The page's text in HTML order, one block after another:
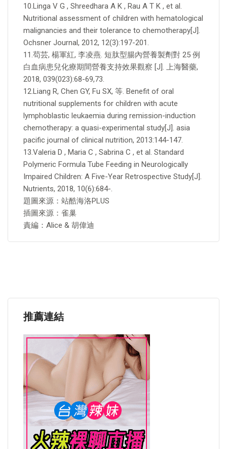
10.Linga V G , Shreedhara A K , Rau A T K , et al.
Nutritional assessment of children with hematological
malignancies and their tolerance to chemotherapy[J].
Ochsner Journal, 2012, 12(3):197-201.
11.苟芸, 楊軍紅, 李凌燕. 短肽型腸內營養製劑對 25 例
白血病患兒化療期間營養支持效果觀察 [J]. 上海醫藥,
2018, 039(023):68-69,73.
12.Liang R, Chen GY, Fu SX, 等. Benefit of oral
nutritional supplements for children with acute
lymphoblastic leukaemia during remission-induction
chemotherapy: a quasi-experimental study[J]. asia
pacific journal of clinical nutrition, 2013:144-147.
13.Valeria D , Maria C , Sabrina C , et al. Standard
Polymeric Formula Tube Feeding in Neurologically
Impaired Children: A Five-Year Retrospective Study[J].
Nutrients, 2018, 10(6):684-.
題圖來源：站酷海洛PLUS
插圖來源：雀巢
責編：Alice & 胡偉迪
推薦連結